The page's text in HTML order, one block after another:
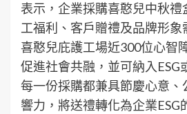
表示，企業採購喜憨兒中秋禮
工福利、客戶贈禮及品牌形
喜憨兒庇護工場近300位心智
促進社會共融，並可納入ESG
每一份採購都兼具節慶心意、
響力，將送禮轉化為企業ESG